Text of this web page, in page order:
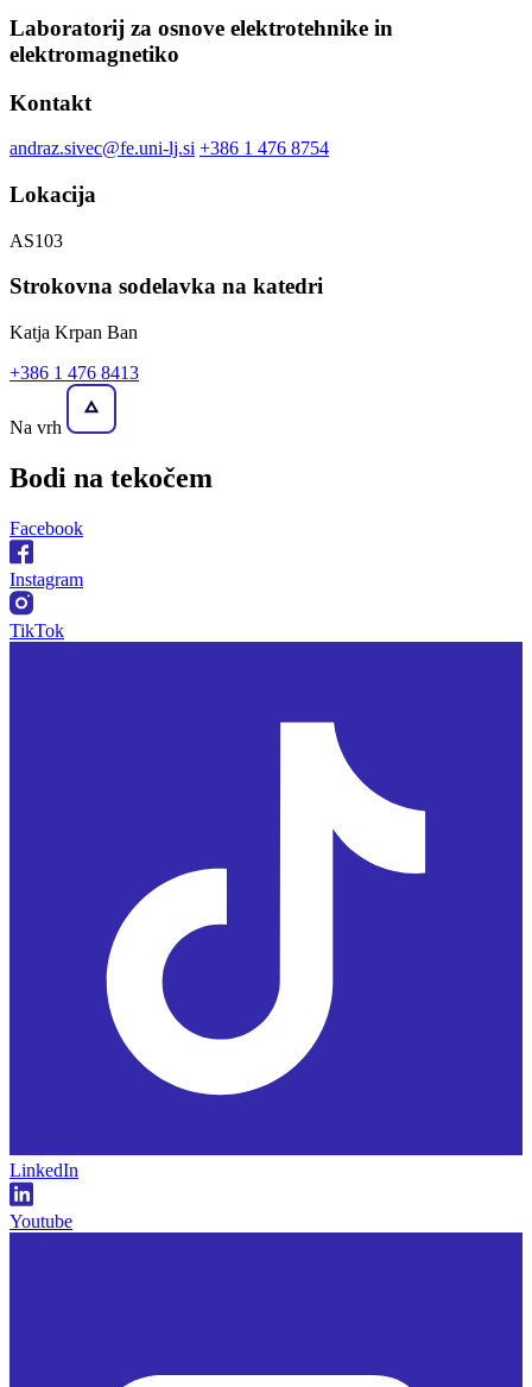
Laboratorij za osnove elektrotehnike in
elektromagnetiko
Kontakt
andraz.sivec@fe.uni-lj.si +386 1 476 8754
Lokacija
AS103
Strokovna sodelavka na katedri
Katja Krpan Ban
+386 1 476 8413
Na vrh
Bodi na tekočem
Facebook
Instagram
TikTok
LinkedIn
Youtube